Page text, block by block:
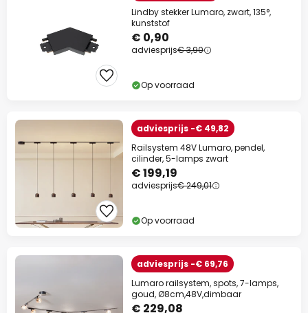
Lindby stekker Lumaro, zwart, 135°,
kunststof
€ 0,90
adviesprijs€ 3,90
Op voorraad
adviesprijs -€ 49,82
Railsystem 48V Lumaro, pendel,
cilinder, 5-lamps zwart
€ 199,19
adviesprijs€ 249,01
Op voorraad
adviesprijs -€ 69,76
Lumaro railsystem, spots, 7-lamps,
goud, Ø8cm,48V,dimbaar
€ 229,08